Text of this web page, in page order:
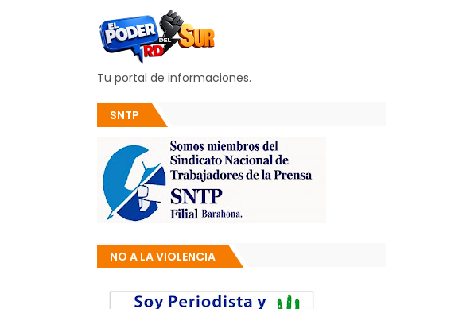
Tu portal de informaciones.
SNTP
NO A LA VIOLENCIA